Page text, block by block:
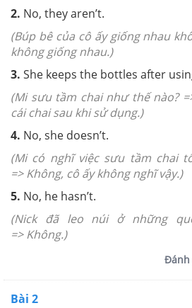
2. No, they aren’t.
(Búp bê của cô ấy giống nhau
không giống nhau.)
3. She keeps the bottles after
(Mi sưu tầm chai như thế nào?
cái chai sau khi sử dụng.)
4. No, she doesn’t.
(Mi có nghĩ việc sưu tầm chai
=> Không, cô ấy không nghĩ vậy.)
5. No, he hasn’t.
(Nick đã leo núi ở những
=> Không.)
Đánh
Bài 2